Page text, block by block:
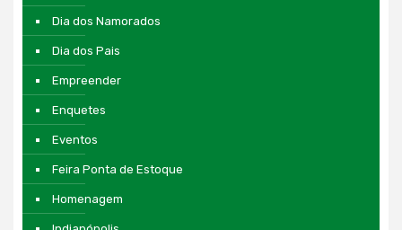
Dia dos Namorados
Dia dos Pais
Empreender
Enquetes
Eventos
Feira Ponta de Estoque
Homenagem